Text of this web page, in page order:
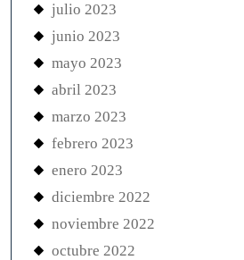
julio 2023
junio 2023
mayo 2023
abril 2023
marzo 2023
febrero 2023
enero 2023
diciembre 2022
noviembre 2022
octubre 2022